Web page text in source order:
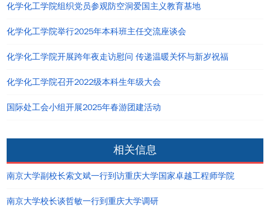
化学化工学院组织党员参观防空洞爱国主义教育基地
化学化工学院举行2025年本科班主任交流座谈会
化学化工学院开展跨年夜走访慰问 传递温暖关怀与新岁祝福
化学化工学院召开2022级本科生年级大会
国际处工会小组开展2025年春游团建活动
相关信息
南京大学副校长索文斌一行到访重庆大学国家卓越工程师学院
南京大学校长谈哲敏一行到重庆大学调研